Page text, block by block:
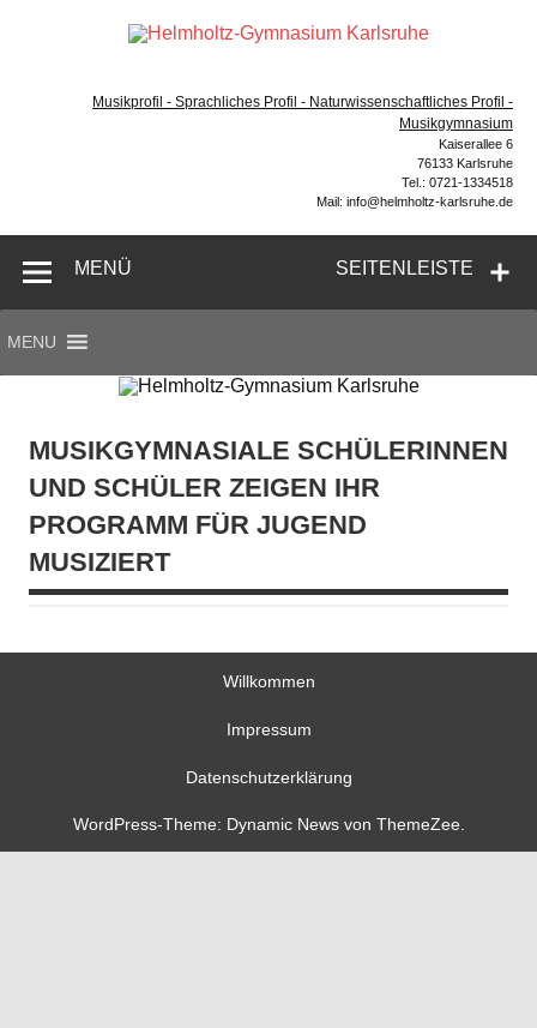
Musikprofil - Sprachliches Profil - Naturwissenschaftliches Profil -
Musikgymnasium
Kaiserallee 6
76133 Karlsruhe
Tel.: 0721-1334518
Mail: info@helmholtz-karlsruhe.de
SEITENLEISTE
MENÜ
MENU
MUSIKGYMNASIALE SCHÜLERINNEN
UND SCHÜLER ZEIGEN IHR
PROGRAMM FÜR JUGEND
MUSIZIERT
Willkommen
Impressum
Datenschutzerklärung
WordPress-Theme: Dynamic News von ThemeZee.